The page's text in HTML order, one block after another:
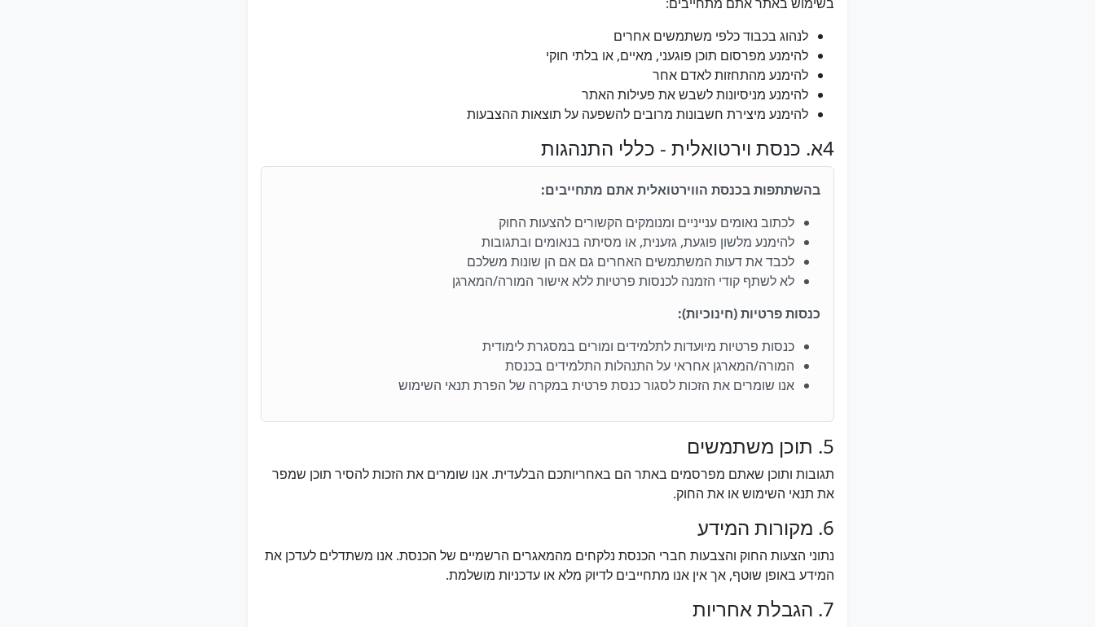
לנהוג בכבוד כלפי משתמשים אחרים
להימנע מפרסום תוכן פוגעני, מאיים, או בלתי חוקי
להימנע מהתחזות לאדם אחר
להימנע מניסיונות לשבש את פעילות האתר
להימנע מיצירת חשבונות מרובים להשפעה על תוצאות ההצבעות
4א. כנסת וירטואלית - כללי התנהגות
בהשתתפות בכנסת הווירטואלית אתם מתחייבים:
לכתוב נאומים ענייניים ומנומקים הקשורים להצעות החוק
להימנע מלשון פוגעת, גזענית, או מסיתה בנאומים ובתגובות
לכבד את דעות המשתמשים האחרים גם אם הן שונות משלכם
לא לשתף קודי הזמנה לכנסות פרטיות ללא אישור המורה/המארגן
כנסות פרטיות (חינוכיות):
כנסות פרטיות מיועדות לתלמידים ומורים במסגרת לימודית
המורה/המארגן אחראי על התנהלות התלמידים בכנסת
אנו שומרים את הזכות לסגור כנסת פרטית במקרה של הפרת תנאי השימוש
5. תוכן משתמשים
תגובות ותוכן שאתם מפרסמים באתר הם באחריותכם הבלעדית. אנו שומרים את הזכות להסיר תוכן שמפר
את תנאי השימוש או את החוק.
6. מקורות המידע
נתוני הצעות החוק והצבעות חברי הכנסת נלקחים מהמאגרים הרשמיים של הכנסת. אנו משתדלים לעדכן את
המידע באופן שוטף, אך אין אנו מתחייבים לדיוק מלא או עדכניות מושלמת.
7. הגבלת אחריות